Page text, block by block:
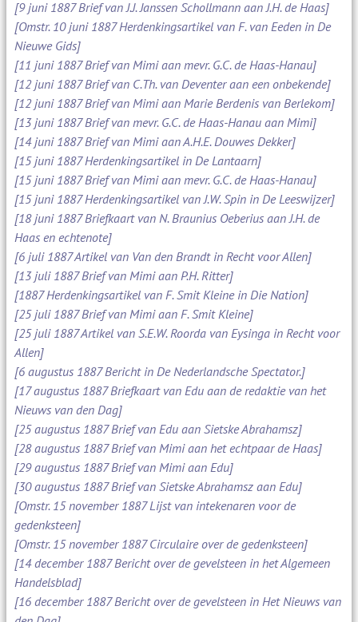
[9 juni 1887 Brief van J.J. Janssen Schollmann aan J.H. de Haas]
[Omstr. 10 juni 1887 Herdenkingsartikel van F. van Eeden in De
Nieuwe Gids]
[11 juni 1887 Brief van Mimi aan mevr. G.C. de Haas-Hanau]
[12 juni 1887 Brief van C.Th. van Deventer aan een onbekende]
[12 juni 1887 Brief van Mimi aan Marie Berdenis van Berlekom]
[13 juni 1887 Brief van mevr. G.C. de Haas-Hanau aan Mimi]
[14 juni 1887 Brief van Mimi aan A.H.E. Douwes Dekker]
[15 juni 1887 Herdenkingsartikel in De Lantaarn]
[15 juni 1887 Brief van Mimi aan mevr. G.C. de Haas-Hanau]
[15 juni 1887 Herdenkingsartikel van J.W. Spin in De Leeswijzer]
[18 juni 1887 Briefkaart van N. Braunius Oeberius aan J.H. de
Haas en echtenote]
[6 juli 1887 Artikel van Van den Brandt in Recht voor Allen]
[13 juli 1887 Brief van Mimi aan P.H. Ritter]
[1887 Herdenkingsartikel van F. Smit Kleine in Die Nation]
[25 juli 1887 Brief van Mimi aan F. Smit Kleine]
[25 juli 1887 Artikel van S.E.W. Roorda van Eysinga in Recht voor
Allen]
[6 augustus 1887 Bericht in De Nederlandsche Spectator.]
[17 augustus 1887 Briefkaart van Edu aan de redaktie van het
Nieuws van den Dag]
[25 augustus 1887 Brief van Edu aan Sietske Abrahamsz]
[28 augustus 1887 Brief van Mimi aan het echtpaar de Haas]
[29 augustus 1887 Brief van Mimi aan Edu]
[30 augustus 1887 Brief van Sietske Abrahamsz aan Edu]
[Omstr. 15 november 1887 Lijst van intekenaren voor de
gedenksteen]
[Omstr. 15 november 1887 Circulaire over de gedenksteen]
[14 december 1887 Bericht over de gevelsteen in het Algemeen
Handelsblad]
[16 december 1887 Bericht over de gevelsteen in Het Nieuws van